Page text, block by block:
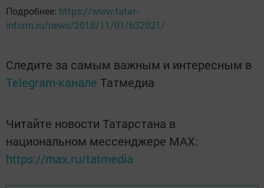
Подробнее: https://www.tatar-
inform.ru/news/2018/11/01/632021/
Следите за самым важным и интересным в
Telegram-канале Татмедиа
Читайте новости Татарстана в
национальном мессенджере MАХ:
https://max.ru/tatmedia